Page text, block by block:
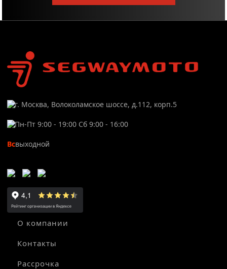
г. Москва, Волоколамское шоссе, д.112, корп.5
Пн-Пт 9:00 - 19:00 Сб 9:00 - 16:00
Всвыходной
О компании
Контакты
Рассрочка